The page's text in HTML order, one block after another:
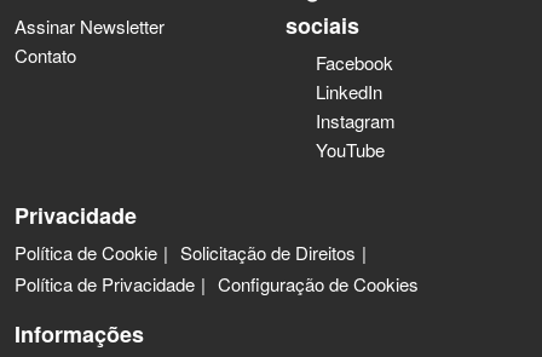
Assinar Newsletter
Contato
sociais
Facebook
LinkedIn
Instagram
YouTube
Privacidade
Política de Cookie
Solicitação de Direitos
Política de Privacidade
Configuração de Cookies
Informações